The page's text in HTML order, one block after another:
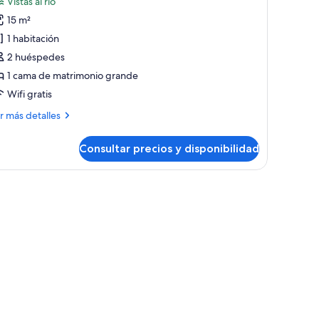
15 m²
1 habitación
2 huéspedes
1 cama de matrimonio grande
Wifi gratis
más detalles
Consultar precios y disponibilidad
televisor y vista a un puente.